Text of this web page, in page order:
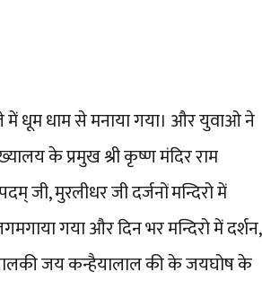
में धूम धाम से मनाया गया। और युवाओ ने
के प्रमुख श्री कृष्ण मंदिर राम
जी, मुरलीधर जी दर्जनों मन्दिरो में
गया और दिन भर मन्दिरो में दर्शन,
पालकी जय कन्हैयालाल की के जयघोष के